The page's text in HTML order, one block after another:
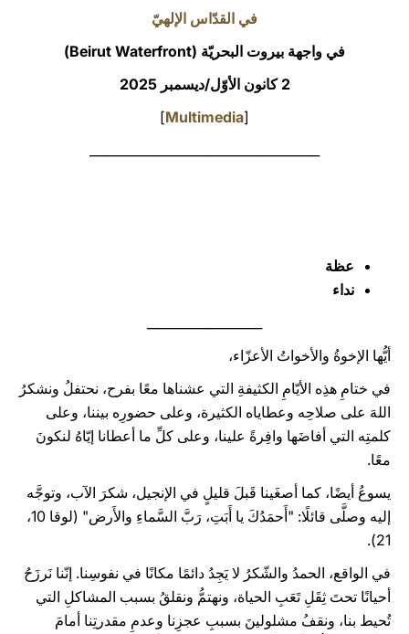
في القدّاس الإلهيّ
في واجهة بيروت البحريّة (Beirut Waterfront)
2 كانون الأوّل/ديسمبر 2025
[
Multimedia
]
عظة
نداء
أيُّها الإخوةُ والأخواتُ الأعزّاء،
في ختامِ هذِه الأيّامِ الكثيفةِ التي عشناها معًا بفرح، نحتفلُ ونشكرُ
اللهَ على صلاحِه وعطاياه الكثيرة، وعلى حضورِه بيننا، وعلى
كلمتِه التي أفاضَها وافِرةً علينا، وعلى كلِّ ما أعطانا إيّاهُ لنكونَ
معًا.
يسوعُ أيضًا، كما أصغَينا قَبلَ قليلٍ في الإنجيل، شكرَ الآب، وتوجَّه
إليه وصلَّى قائلًا: "أَحمَدُكَ يا أَبَتِ، رَبَّ السَّماءِ والأَرض" (لوقا 10،
21).
في الواقع، الحمدُ والشّكرُ لا يَجِدُ دائمًا مكانًا في نفوسِنا. إنّنا نَرزَحُ
أحيانًا تحتَ ثِقَلِ تَعَبِ الحياة، ونهتمُّ ونقلقُ بسبب المشاكلِ التي
تُحيط بنا، ونقفُ مشلولينَ بسببِ عجزِنا وعدمِ مقدرتِنا أمامَ